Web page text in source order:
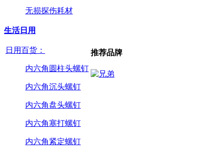
无损探伤耗材
生活日用
日用百货：
内六角圆柱头螺钉
内六角沉头螺钉
内六角盘头螺钉
内六角塞打螺钉
内六角紧定螺钉
推荐品牌